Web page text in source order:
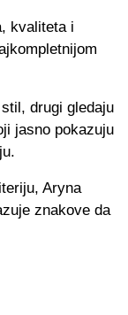
kvaliteta i
drugi gledaju
jasno pokazuju
Aryna
znakove da